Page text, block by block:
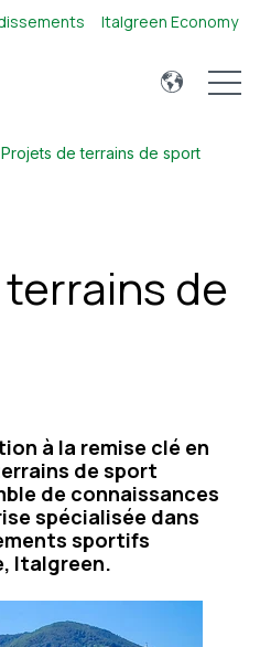
Italgreen Economy
Open
Projets de terrains de sport
de
à la remise clé en
de sport
de connaissances
spécialisée dans
sportifs
Italgreen.